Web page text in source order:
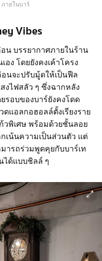
ภายในบาร์
Vibes
อน บรรยากาศภายในร้าน
อง โดยยังคงเค้าโครง
อนจะปรับมู้ดให้เป็นฟีล
งไฟสลัว ๆ ซึ่งฉากหลัง
รอบของบาร์ยังคงโดด
แอลกอฮอลล์ตั้งเรียงราย
วพิเศษ พร้อมด้วยชั้นลอย
เน้นความเป็นส่วนตัว แต่
ารถร่วมพูดคุยกับบาร์เท
ได้แบบชิลล์ ๆ